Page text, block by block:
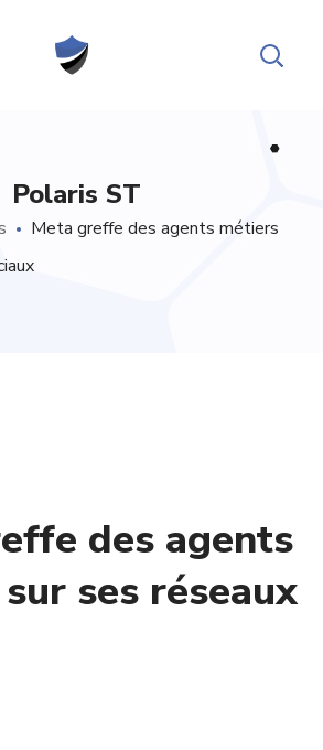
Polaris ST
Meta greffe des agents métiers
des agents
ses réseaux